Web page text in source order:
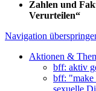
Zahlen und
Verurteilen“
Navigation
Aktionen &
bff: aktiv
bff: "make
sexuelle